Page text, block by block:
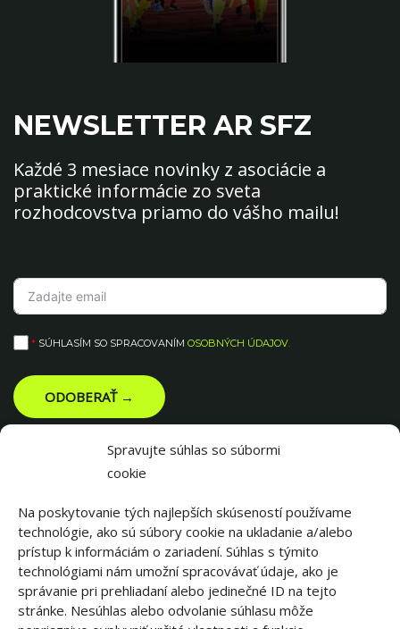
Spravujte súhlas so súbormi
cookie
Na poskytovanie tých najlepších skúseností používame
technológie, ako sú súbory cookie na ukladanie a/alebo
prístup k informáciám o zariadení. Súhlas s týmito
technológiami nám umožní spracovávať údaje, ako je
správanie pri prehliadaní alebo jedinečné ID na tejto
stránke. Nesúhlas alebo odvolanie súhlasu môže
NEWSLETTER AR SFZ
Každé 3 mesiace novinky z asociácie a
praktické informácie zo sveta
rozhodcovstva priamo do vášho mailu!
* SÚHLASÍM SO SPRACOVANÍM OSOBNÝCH ÚDAJOV.
ODOBERAŤ →
||||||